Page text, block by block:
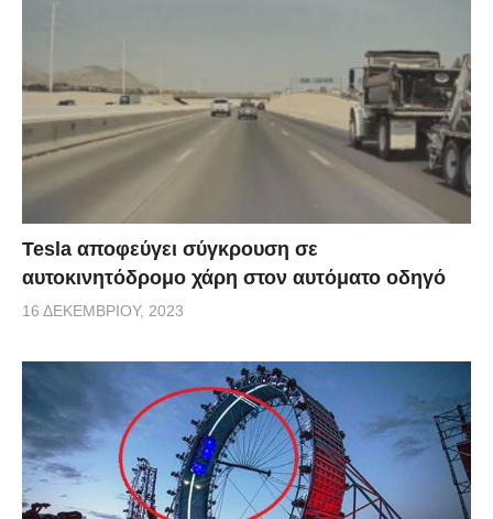
Tesla αποφεύγει σύγκρουση σε
αυτοκινητόδρομο χάρη στον αυτόματο οδηγό
16 ΔΕΚΕΜΒΡΊΟΥ, 2023